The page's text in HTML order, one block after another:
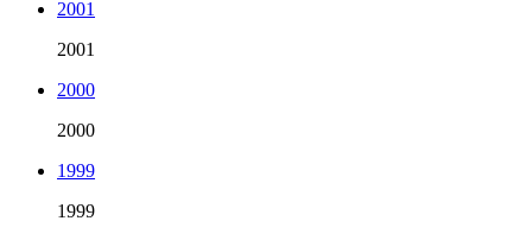
2001
2001
2000
2000
1999
1999